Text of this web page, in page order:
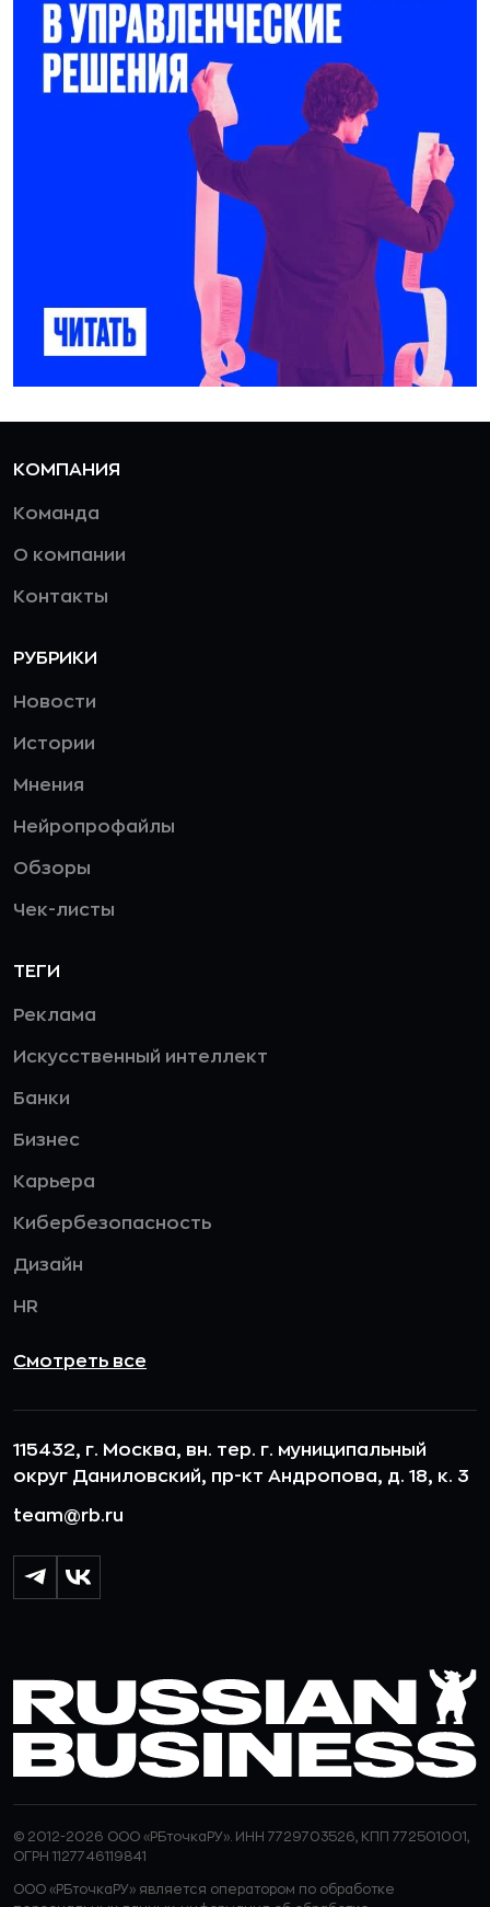
КОМПАНИЯ
Команда
О компании
Контакты
РУБРИКИ
Новости
Истории
Мнения
Нейропрофайлы
Обзоры
Чек-листы
ТЕГИ
Реклама
Искусственный интеллект
Банки
Бизнес
Карьера
Кибербезопасность
Дизайн
HR
Смотреть все
115432, г. Москва, вн. тер. г. муниципальный
округ Даниловский, пр-кт Андропова, д. 18, к. 3
team@rb.ru
© 2012-2026 ООО «РБточкаРУ». ИНН 7729703526, КПП 772501001,
ОГРН 1127746119841
ООО «РБточкаРУ» является оператором по обработке